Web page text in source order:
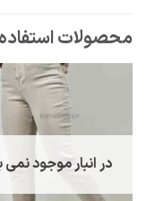
در انبار موجود نمی